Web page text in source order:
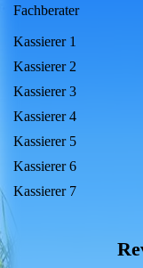
Fachberater
Kassierer 1
Kassierer 2
Kassierer 3
Kassierer 4
Kassierer 5
Kassierer 6
Kassierer 7